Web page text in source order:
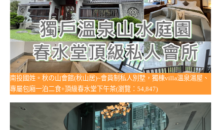
南投國姓。秋の山會館(秋山居)~會員制私人別墅，獨棟villa溫泉湯屋、
專屬包廂一泊二食+頂級春水堂下午茶(瀏覽：54,847)